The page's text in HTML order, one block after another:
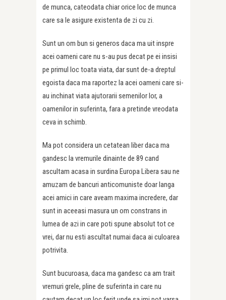
de munca, cateodata chiar orice loc de munca
care sa le asigure existenta de zi cu zi.
Sunt un om bun si generos daca ma uit inspre
acei oameni care nu s-au pus decat pe ei insisi
pe primul loc toata viata, dar sunt de-a dreptul
egoista daca ma raportez la acei oameni care si-
au inchinat viata ajutorarii semenilor lor, a
oamenilor in suferinta, fara a pretinde vreodata
ceva in schimb.
Ma pot considera un cetatean liber daca ma
gandesc la vremurile dinainte de 89 cand
ascultam acasa in surdina Europa Libera sau ne
amuzam de bancuri anticomuniste doar langa
acei amici in care aveam maxima incredere, dar
sunt in aceeasi masura un om constrans in
lumea de azi in care poti spune absolut tot ce
vrei, dar nu esti ascultat numai daca ai culoarea
potrivita.
Sunt bucuroasa, daca ma gandesc ca am trait
vremuri grele, pline de suferinta in care nu